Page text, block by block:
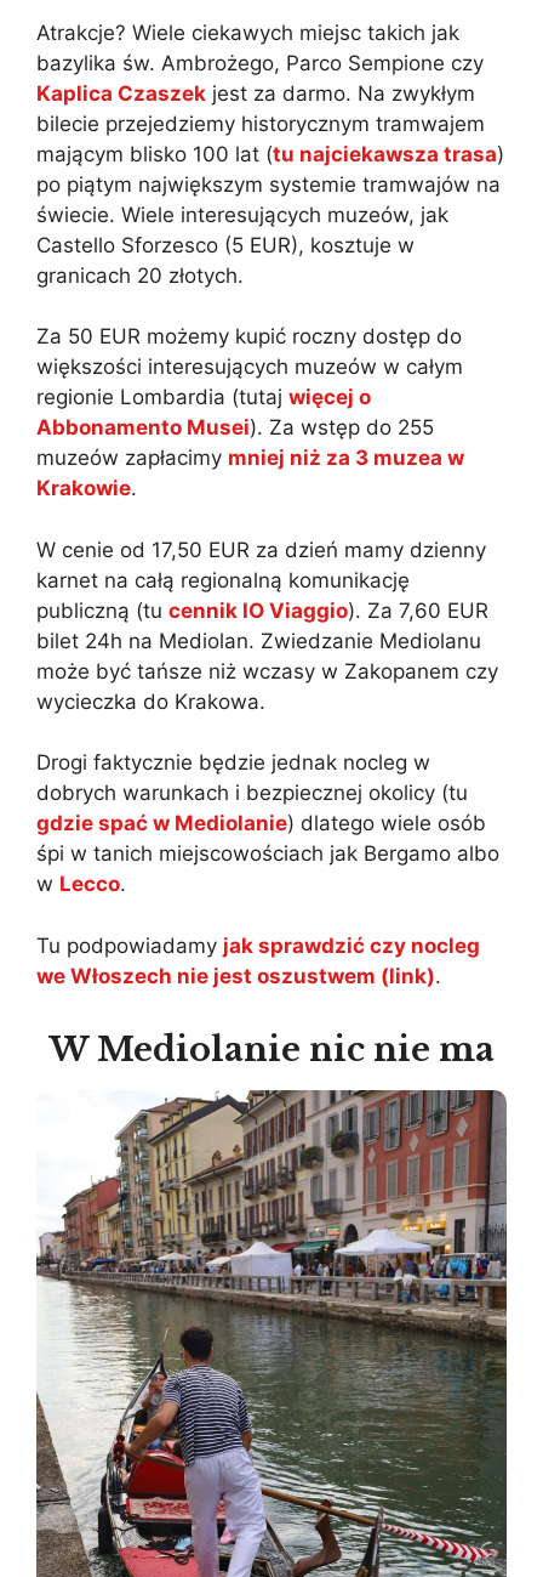
Atrakcje? Wiele ciekawych miejsc takich jak
bazylika św. Ambrożego, Parco Sempione czy
Kaplica Czaszek jest za darmo. Na zwykłym
bilecie przejedziemy historycznym tramwajem
mającym blisko 100 lat (tu najciekawsza trasa)
po piątym największym systemie tramwajów na
świecie. Wiele interesujących muzeów, jak
Castello Sforzesco (5 EUR), kosztuje w
granicach 20 złotych.
Za 50 EUR możemy kupić roczny dostęp do
większości interesujących muzeów w całym
regionie Lombardia (tutaj więcej o
Abbonamento Musei). Za wstęp do 255
muzeów zapłacimy mniej niż za 3 muzea w
Krakowie.
W cenie od 17,50 EUR za dzień mamy dzienny
karnet na całą regionalną komunikację
publiczną (tu cennik IO Viaggio). Za 7,60 EUR
bilet 24h na Mediolan. Zwiedzanie Mediolanu
może być tańsze niż wczasy w Zakopanem czy
wycieczka do Krakowa.
Drogi faktycznie będzie jednak nocleg w
dobrych warunkach i bezpiecznej okolicy (tu
gdzie spać w Mediolanie) dlatego wiele osób
śpi w tanich miejscowościach jak Bergamo albo
w Lecco.
Tu podpowiadamy jak sprawdzić czy nocleg
we Włoszech nie jest oszustwem (link).
W Mediolanie nic nie ma